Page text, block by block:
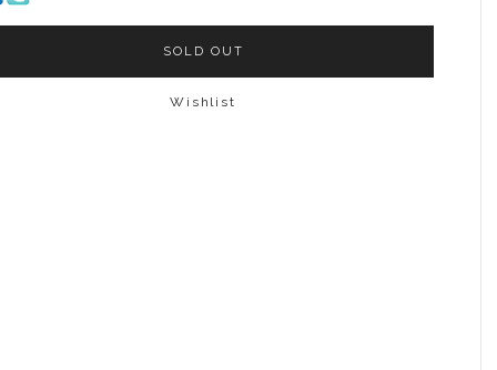
SOLD OUT
Wishlist